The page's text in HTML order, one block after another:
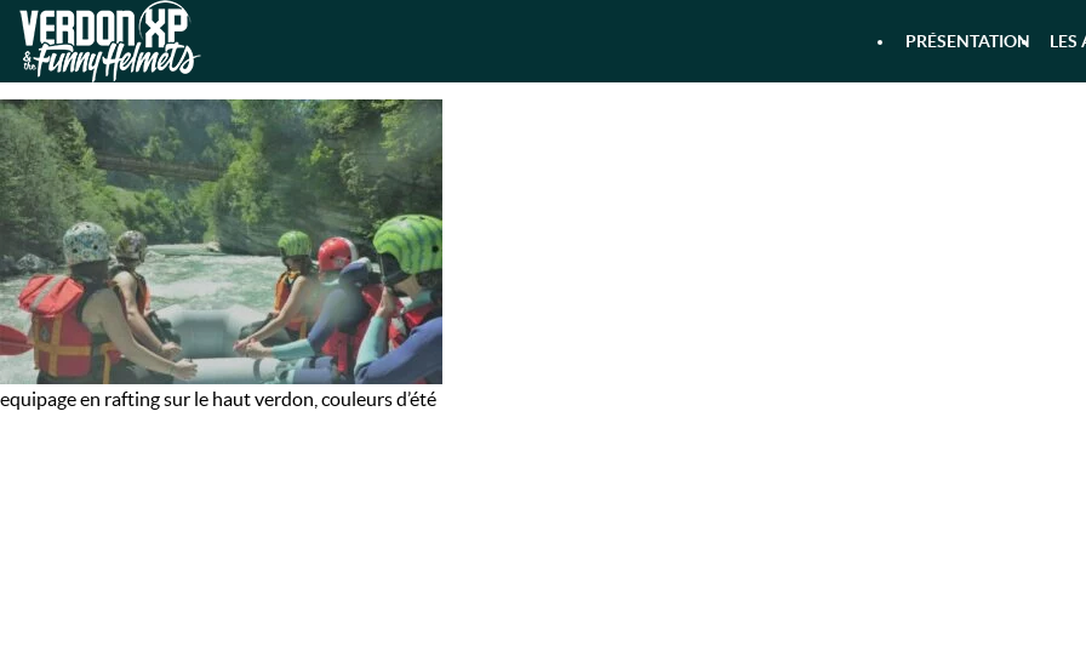
Skip
navigation
Skip
content
VERDON-XP | RAFTING, CANOE & RANDONNÉE AQUATIQUE DANS
PRÉSENTATION LES
RAFTING-
HAUT-
VERDON-
XP
equipage en rafting sur le haut verdon, couleurs d’été